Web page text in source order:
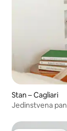
Stan – Cagliari
Jedinstvena